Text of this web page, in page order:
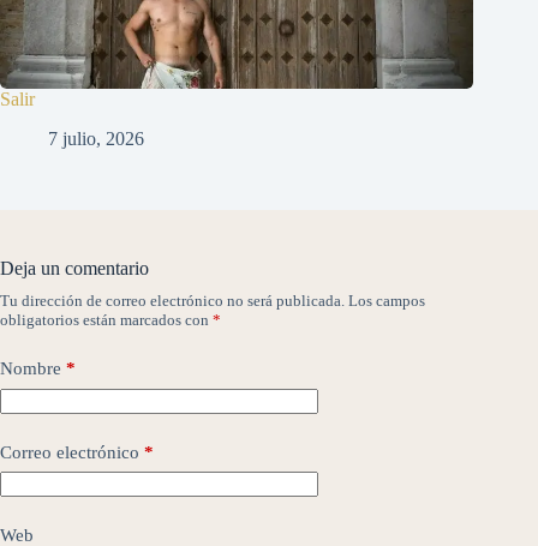
Salir
7 julio, 2026
Deja un comentario
Tu dirección de correo electrónico no será publicada. Los campos
obligatorios están marcados con *
Nombre *
Correo electrónico *
Web